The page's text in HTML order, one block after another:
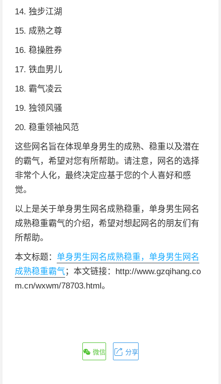
14. 独步江湖
15. 成熟之尊
16. 稳操胜券
17. 铁血男儿
18. 霸气凌云
19. 独领风骚
20. 稳重领袖风范
这些网名旨在体现单身男生的成熟、稳重以及潜在
的霸气，希望对您有所帮助。请注意，网名的选择
非常个人化，最终决定应基于您的个人喜好和感
觉。
以上是关于单身男生网名成熟稳重，单身男生网名
成熟稳重霸气的介绍，希望对想起网名的朋友们有
所帮助。
本文标题： 单身男生网名成熟稳重，单身男生网名
成熟稳重霸气；本文链接：http://www.gzqihang.co
m.cn/wxwm/78703.html。
微信 分享